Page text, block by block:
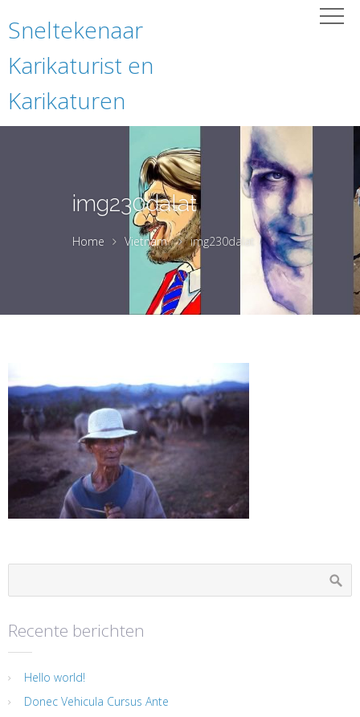
Sneltekenaar
Karikaturist en
Karikaturen
img230dalat
Home Vietnam img230dalat
Recente berichten
Hello world!
Donec Vehicula Cursus Ante